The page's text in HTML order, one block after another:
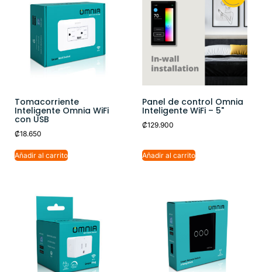
Tomacorriente
Inteligente Omnia WiFi
con USB
₡18.650
Añadir al carrito
Panel de control Omnia
Inteligente WiFi – 5"
₡129.900
Añadir al carrito